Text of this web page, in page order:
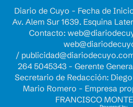
Diario de Cuyo - Fecha de
Av. Alem Sur 1639. Esquina
Contacto:
/
264 5045343 - Gerente
Secretario de Redacción:
Mario Romero - Empresa
FRANCISCO